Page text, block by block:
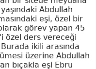
Abdullah
eşi, özel bir
görev yapan 45
özel ders vereceği
ikili arasında
üzerine Abdullah
bıçakla eşi Ebru